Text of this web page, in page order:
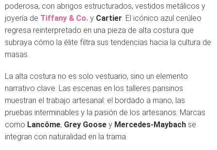
poderosa, con abrigos estructurados, vestidos metálicos y
joyería de Tiffany & Co. y Cartier. El icónico azul cerúleo
regresa reinterpretado en una pieza de alta costura que
subraya cómo la élite filtra sus tendencias hacia la cultura de
masas.
La alta costura no es solo vestuario, sino un elemento
narrativo clave. Las escenas en los talleres parisinos
muestran el trabajo artesanal: el bordado a mano, las
pruebas interminables y la pasión de los artesanos. Marcas
como Lancôme, Grey Goose y Mercedes-Maybach se
integran con naturalidad en la trama.